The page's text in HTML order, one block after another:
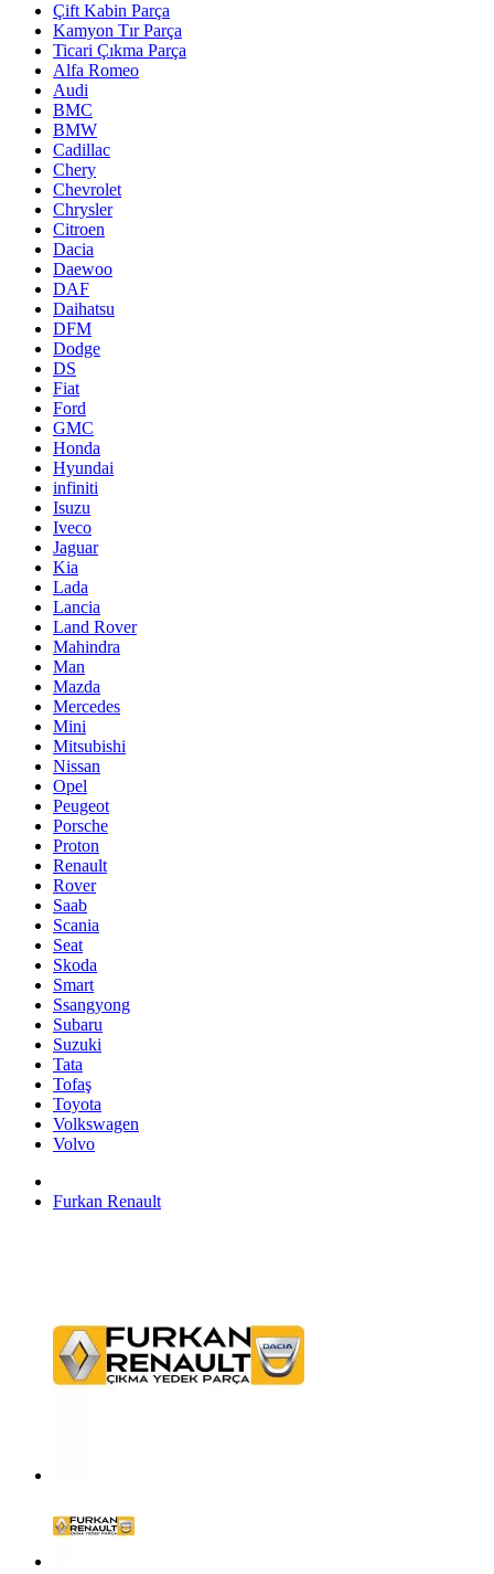
Çift Kabin Parça
Kamyon Tır Parça
Ticari Çıkma Parça
Alfa Romeo
Audi
BMC
BMW
Cadillac
Chery
Chevrolet
Chrysler
Citroen
Dacia
Daewoo
DAF
Daihatsu
DFM
Dodge
DS
Fiat
Ford
GMC
Honda
Hyundai
infiniti
Isuzu
Iveco
Jaguar
Kia
Lada
Lancia
Land Rover
Mahindra
Man
Mazda
Mercedes
Mini
Mitsubishi
Nissan
Opel
Peugeot
Porsche
Proton
Renault
Rover
Saab
Scania
Seat
Skoda
Smart
Ssangyong
Subaru
Suzuki
Tata
Tofaş
Toyota
Volkswagen
Volvo
Furkan Renault